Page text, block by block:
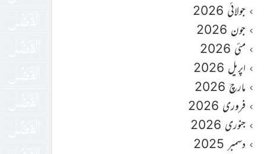
جولائی 2026
جون 2026
مئی 2026
اپریل 2026
مارچ 2026
فروری 2026
جنوری 2026
دسمبر 2025